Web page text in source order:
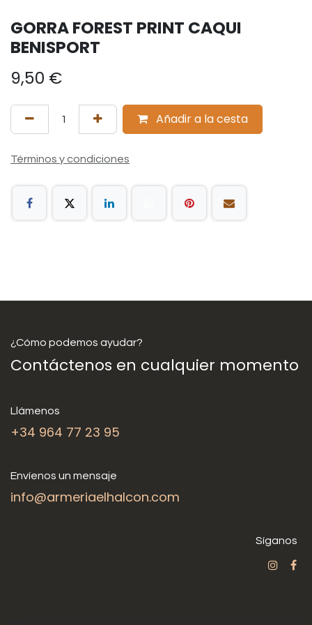
GORRA FOREST PRINT CAQUI
BENISPORT
9,50 €
Añadir a la cesta
Términos y condiciones
¿Cómo podemos ayudar?
Contáctenos en cualquier momento
Llámenos
+34 964 77 23 95
Envíenos un mensaje
info@armeriaelhalcon.com
Síganos